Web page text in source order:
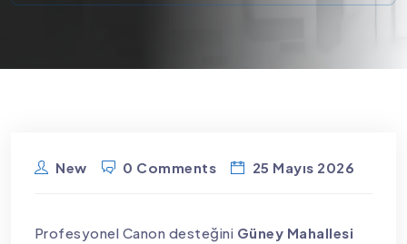
New 0 Comments 25 Mayıs 2026
Profesyonel Canon desteğini Güney Mahallesi